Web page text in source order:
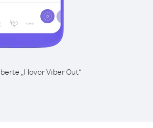
„Hovor Viber Out“